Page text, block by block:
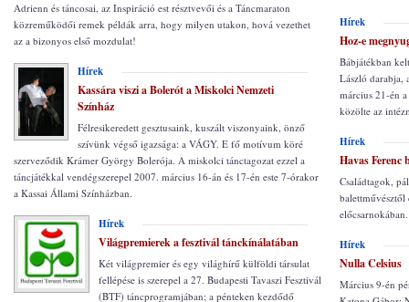
Adrienn és táncosai, az Inspiráció est résztvevői és a Táncmaraton
közreműködői remek példák arra, hogy milyen utakon, hová vezethet
az a bizonyos első mozdulat!
Hírek
Kassára viszi a Bolerót a Miskolci Nemzeti
Színház
Félresikeredett gesztusaink, kuszált viszonyaink, önző
szívünk végső igazsága: a VÁGY. E fő motívum köré
szerveződik Krámer György Bolerója. A miskolci tánctagozat ezzel a
táncjátékkal vendégszerepel 2007. március 16-án és 17-én este 7-órakor
a Kassai Állami Színházban.
Hírek
Világpremierek a fesztivál tánckínálatában
Két világpremier és egy világhírű külföldi társulat
fellépése is szerepel a 27. Budapesti Tavaszi Fesztivál
(BTF) táncprogramjában; a pénteken kezdődő
Hírek
Hoz-e
Bábjátékban
László darabja,
március 21-én
közölte az
Hírek
Havas Ferenc
Családtagok,
előcsarnokában.
Hírek
Nulla Celsius
Március 9-én